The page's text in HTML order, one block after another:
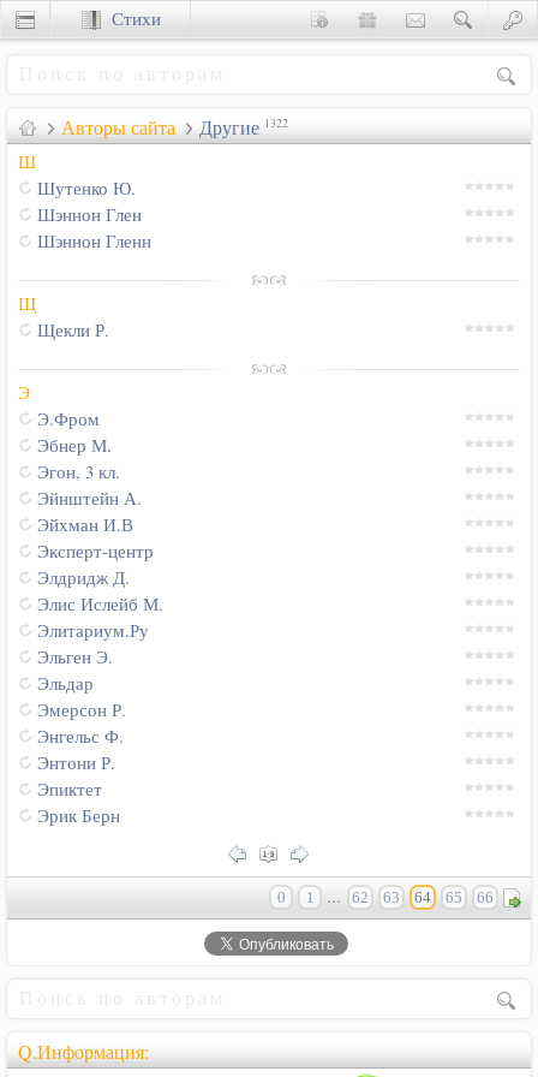
Авторы сайта Другие 1322
Ш
Шутенко Ю.
Шэннон Глен
Шэннон Гленн
Щ
Щекли Р.
Э
Э.Фром
Эбнер М.
Эгон, 3 кл.
Эйнштейн А.
Эйхман И.В
Эксперт-центр
Элдридж Д.
Элис Ислейб М.
Элитариум.Ру
Эльген Э.
Эльдар
Эмерсон Р.
Энгельс Ф.
Энтони Р.
Эпиктет
Эрик Берн
0 1 ... 62 63 64 65 66
Q.Информация:
Стихи